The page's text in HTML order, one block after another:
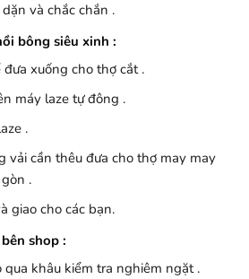
và chắc chắn .
bông siêu xinh :
xuống cho thợ cắt .
máy laze tự đông .
.
vải cần thêu đưa cho thợ may may
.
giao cho các bạn.
shop :
khâu kiểm tra nghiêm ngặt .